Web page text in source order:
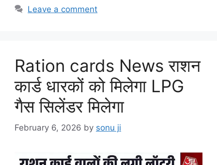
Leave a comment
Ration cards News राशन
कार्ड धारकों को मिलेगा LPG
गैस सिलेंडर मिलेगा
February 6, 2026 by sonu ji